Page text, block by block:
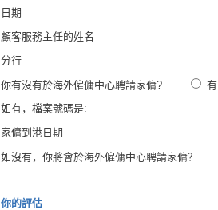
日期
顧客服務主任的姓名
分行
你有沒有於海外僱傭中心聘請家傭? 有
如有，檔案號碼是:
家傭到港日期
如沒有，你將會於海外僱傭中心聘請家傭？
你的評估